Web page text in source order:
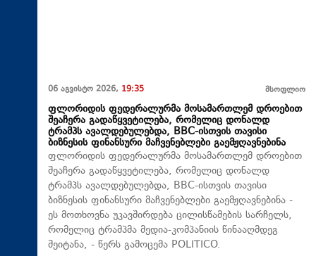
06 აგვისტო 2026, 19:35 მსოფლიო
ფლორიდის ფედერალურმა მოსამართლემ დროებით
შეაჩერა გადაწყვეტილება, რომელიც დონალდ
ტრამპს ავალდებულებდა, BBC-ისთვის თავისი
ბიზნესის ფინანსური მაჩვენებლები გაემჟღავნებინა
ფლორიდის ფედერალურმა მოსამართლემ დროებით
შეაჩერა გადაწყვეტილება, რომელიც დონალდ
ტრამპს ავალდებულებდა, BBC-ისთვის თავისი
ბიზნესის ფინანსური მაჩვენებლები გაემჟღავნებინა -
ეს მოთხოვნა უკავშირდება ცილისწამების სარჩელს,
რომელიც ტრამპმა მედია-კომპანიის წინააღმდეგ
შეიტანა, - წერს გამოცემა POLITICO.